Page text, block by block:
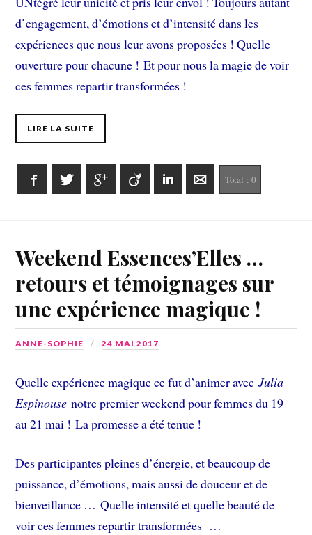
d’engagement, d’émotions et d’intensité dans les
expériences que nous leur avons proposées ! Quelle
ouverture pour chacune ! Et pour nous la magie de voir
ces femmes repartir transformées !
LIRE LA SUITE
FacebookTwitter Google+ Viadeo LinkedInE-mailTotal : 0
Weekend Essences’Elles …
retours et témoignages sur
une expérience magique !
ANNE-SOPHIE 24 MAI 2017
Quelle expérience magique ce fut d’animer avecJulia
Espinouse notre premier weekend pour femmes du 19
au 21 mai ! La promesse a été tenue !
Des participantes pleines d’énergie, et beaucoup de
puissance, d’émotions, mais aussi de douceur et de
bienveillance … Quelle intensité et quelle beauté de
voir ces femmes repartir transformées …